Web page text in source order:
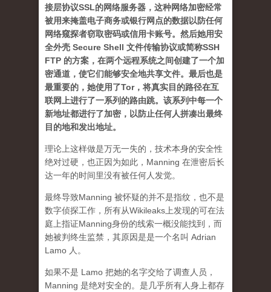
接层协议SSL的网络服务器，这种网络加密经常
被用来掩盖电子商务或银行网点的数据以防任何
网络窥探者窃取密码或信用卡账号。然后她用安
全外壳 Secure Shell 文件传输协议或简称SSH
FTP 的方案，在两个远程系统之间创建了一个加
密通道，使它们能够安全地共享文件。最后也是
最重要的，她使用了Tor，将真实目的路径在互
联网上进行了一系列的路由跳。该系列中每一个
新地址都进行了加密，以防止任何人拼凑出最终
目的地和发出地址。
理论上这样做是万无一失的，技术本身的安全性
绝对过硬，也正因为如此，Manning 在泄密后长
达一年的时间里没有被任何人发觉。
最终导致Manning 被怀疑的并不是指纹，也不是
数字侦探工作，所有从Wikileaks上发现的可在法
庭上指证Manning身份的线索一概没能找到，而
她被判终生监禁，其原因是是一个名叫 Adrian
Lamo 人。
如果不是 Lamo 把她的名字交给了调查人员，
Manning 是绝对安全的。是几乎所有人身上都存